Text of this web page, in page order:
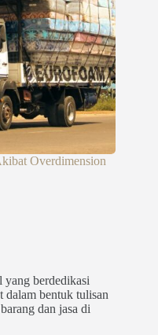
Overdimension
yang berdedikasi
dalam bentuk tulisan
dan jasa di